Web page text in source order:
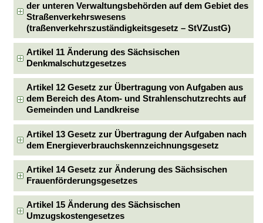
der unteren Verwaltungsbehörden auf dem Gebiet des
Straßenverkehrswesens
(traßenverkehrszuständigkeitsgesetz – StVZustG)
Artikel 11 Änderung des Sächsischen
Denkmalschutzgesetzes
Artikel 12 Gesetz zur Übertragung von Aufgaben aus
dem Bereich des Atom- und Strahlenschutzrechts auf
Gemeinden und Landkreise
Artikel 13 Gesetz zur Übertragung der Aufgaben nach
dem Energieverbrauchskennzeichnungsgesetz
Artikel 14 Gesetz zur Änderung des Sächsischen
Frauenförderungsgesetzes
Artikel 15 Änderung des Sächsischen
Umzugskostengesetzes